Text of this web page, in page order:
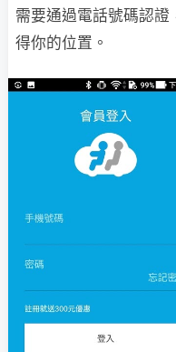
需要通過電話號碼認
得你的位置。